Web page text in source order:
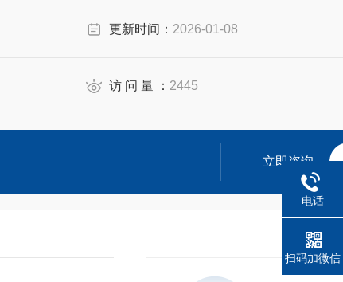
更新时间： 2026-01-08
访 问 量 ： 2445
立即咨询
电话
扫码加微信